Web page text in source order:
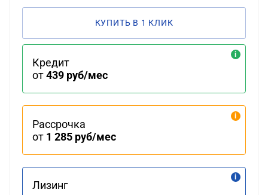
КУПИТЬ В 1 КЛИК
Кредит
от439 руб/мес
Рассрочка
от 1 285 руб/мес
Лизинг